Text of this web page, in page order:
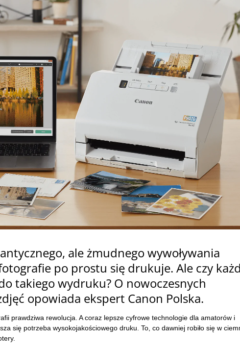
ale żmudnego wywoływania
po prostu się drukuje. Ale czy
takiego wydruku? O nowoczesnych
opowiada ekspert Canon Polska.
prawdziwa rewolucja. A coraz lepsze cyfrowe technologie dla amatorów i
się potrzeba wysokojakościowego druku. To, co dawniej robiło się w